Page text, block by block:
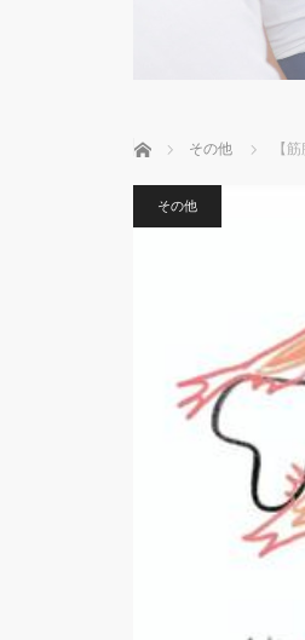
ホーム その他 【
その他